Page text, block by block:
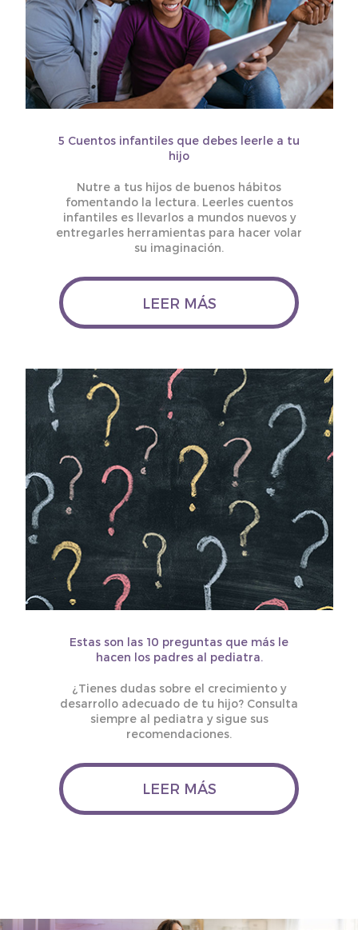
5 Cuentos infantiles que debes leerle a tu
hijo
Nutre a tus hijos de buenos hábitos
fomentando la lectura. Leerles cuentos
infantiles es llevarlos a mundos nuevos y
entregarles herramientas para hacer volar
su imaginación.
LEER MÁS
Estas son las 10 preguntas que más le
hacen los padres al pediatra.
¿Tienes dudas sobre el crecimiento y
desarrollo adecuado de tu hijo? Consulta
siempre al pediatra y sigue sus
recomendaciones.
LEER MÁS